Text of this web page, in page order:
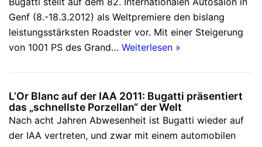
Genf (8.-18.3.2012) als Weltpremiere den bislang
leistungsstärksten Roadster vor. Mit einer Steigerung
von 1001 PS des Grand… Weiterlesen »
L’Or Blanc auf der IAA 2011: Bugatti präsentiert
das „schnellste Porzellan“ der Welt
Nach acht Jahren Abwesenheit ist Bugatti wieder auf
der IAA vertreten, und zwar mit einem automobilen